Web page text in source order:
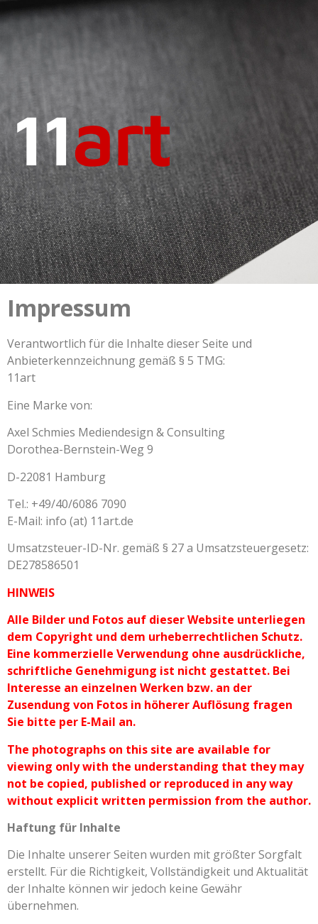
Impressum
Verantwortlich für die Inhalte dieser Seite und
Anbieterkennzeichnung gemäß § 5 TMG:
11art
Eine Marke von:
Axel Schmies Mediendesign & Consulting
Dorothea-Bernstein-Weg 9
D-22081 Hamburg
Tel.: +49/40/6086 7090
E-Mail: info (at) 11art.de
Umsatzsteuer-ID-Nr. gemäß § 27 a Umsatzsteuergesetz:
DE278586501
HINWEIS
Alle Bilder und Fotos auf dieser Website unterliegen
dem Copyright und dem urheberrechtlichen Schutz.
Eine kommerzielle Verwendung ohne ausdrückliche,
schriftliche Genehmigung ist nicht gestattet. Bei
Interesse an einzelnen Werken bzw. an der
Zusendung von Fotos in höherer Auflösung fragen
Sie bitte per E-Mail an.
The photographs on this site are available for
viewing only with the understanding that they may
not be copied, published or reproduced in any way
without explicit written permission from the author.
Haftung für Inhalte
Die Inhalte unserer Seiten wurden mit größter Sorgfalt
erstellt. Für die Richtigkeit, Vollständigkeit und Aktualität
der Inhalte können wir jedoch keine Gewähr
übernehmen.